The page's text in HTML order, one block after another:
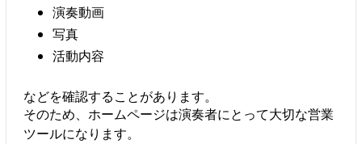
演奏動画
写真
活動内容
などを確認することがあります。
そのため、ホームページは演奏者にとって大切な営業
ツールになります。